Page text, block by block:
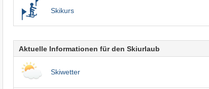
Skikurs
Aktuelle Informationen für den Skiurlaub
Skiwetter